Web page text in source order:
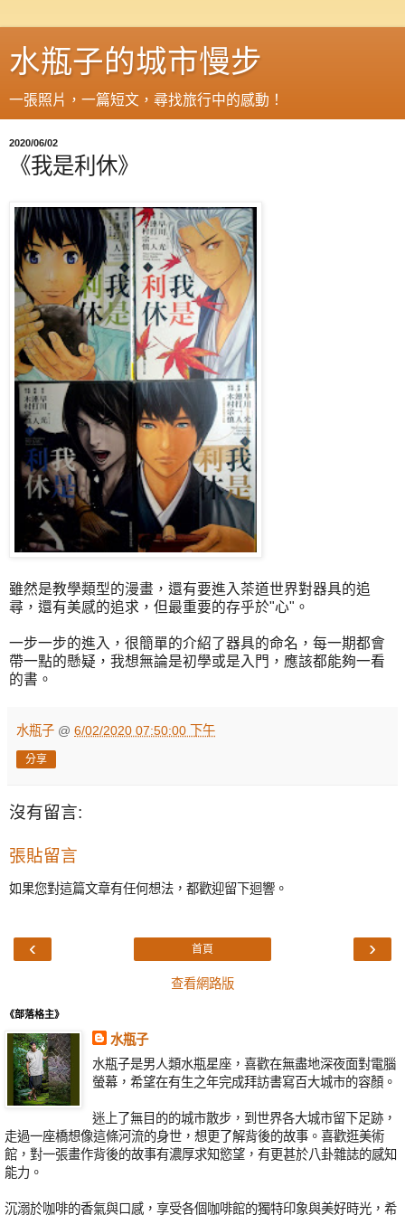
水瓶子的城市慢步
一張照片，一篇短文，尋找旅行中的感動！
2020/06/02
《我是利休》
雖然是教學類型的漫畫，還有要進入茶道世界對器具的追
尋，還有美感的追求，但最重要的存乎於"心"。
一步一步的進入，很簡單的介紹了器具的命名，每一期都會
帶一點的懸疑，我想無論是初學或是入門，應該都能夠一看
的書。
水瓶子 @ 6/02/2020 07:50:00 下午
分享
沒有留言:
張貼留言
如果您對這篇文章有任何想法，都歡迎留下迴響。
‹ ›
首頁
查看網路版
《部落格主》
水瓶子
水瓶子是男人類水瓶星座，喜歡在無盡地深夜面對電腦
螢幕，希望在有生之年完成拜訪書寫百大城市的容顏。
迷上了無目的的城市散步，到世界各大城市留下足跡，
走過一座橋想像這條河流的身世，想更了解背後的故事。喜歡逛美術
館，對一張畫作背後的故事有濃厚求知慾望，有更甚於八卦雜誌的感知
能力。
沉溺於咖啡的香氣與口感，享受各個咖啡館的獨特印象與美好時光，希